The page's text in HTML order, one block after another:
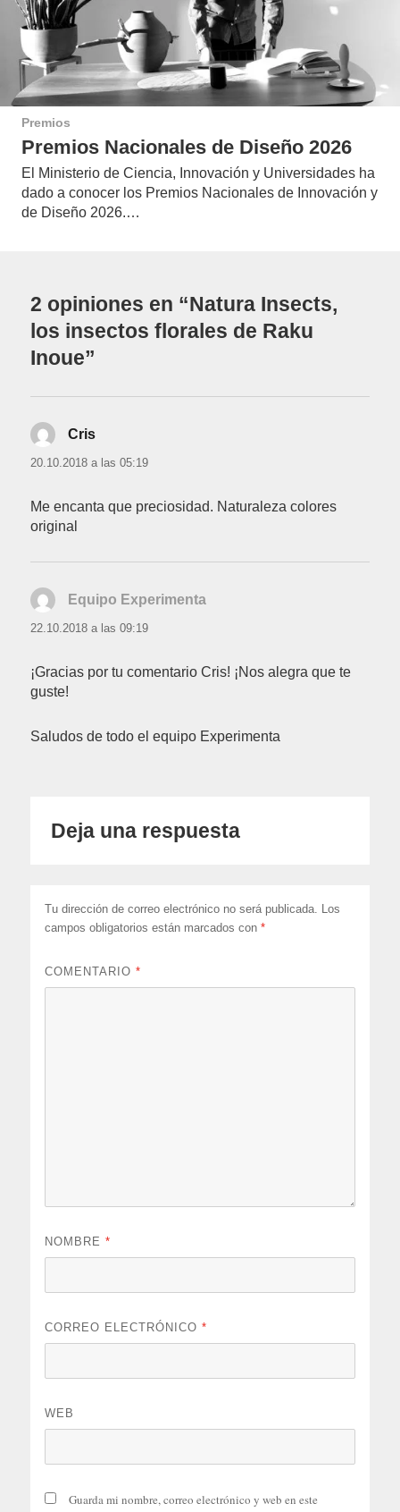
Premios
Premios Nacionales de Diseño 2026
El Ministerio de Ciencia, Innovación y Universidades ha
dado a conocer los Premios Nacionales de Innovación y
de Diseño 2026.…
2 opiniones en “Natura Insects,
los insectos florales de Raku
Inoue”
Cris
20.10.2018 a las 05:19
Me encanta que preciosidad. Naturaleza colores
original
Equipo Experimenta
22.10.2018 a las 09:19
¡Gracias por tu comentario Cris! ¡Nos alegra que te
guste!
Saludos de todo el equipo Experimenta
Deja una respuesta
Tu dirección de correo electrónico no será publicada. Los
campos obligatorios están marcados con*
COMENTARIO*
NOMBRE*
CORREO ELECTRÓNICO*
WEB
Guarda mi nombre, correo electrónico y web en este